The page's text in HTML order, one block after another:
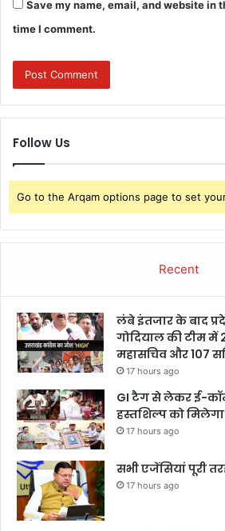
Save my name, email, and website in
time I comment.
Follow Us
Go to the Arqam options page to set
Recent
लंबे इंतजार के बाद
गोदियाल की टीम में
महासचिव और 107
17 hours ago
GI टैग से लेकर ई-
हस्तशिल्प को मिलेगा
17 hours ago
सभी एजेंसियां पूरी
17 hours ago